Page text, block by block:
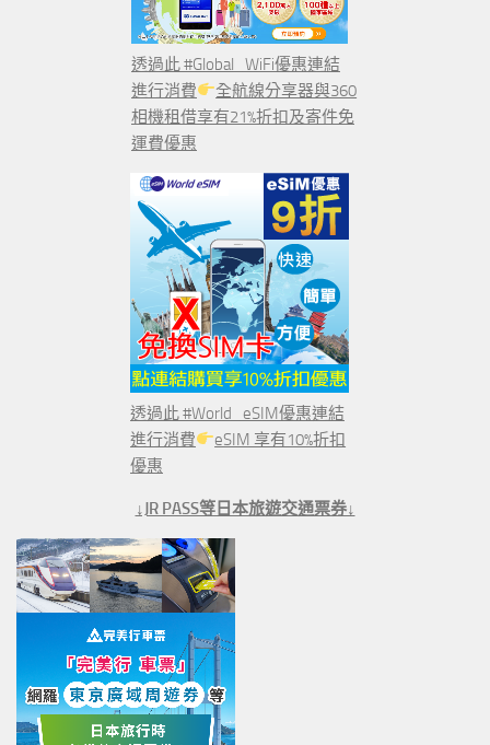
透過此 #Global_WiFi優惠連結
進行消費
全航線分享器與360
相機租借享有21%折扣及寄件免
運費優惠
透過此 #World_eSIM優惠連結
進行消費
eSIM 享有10%折扣
優惠
↓JR PASS等日本旅遊交通票券↓